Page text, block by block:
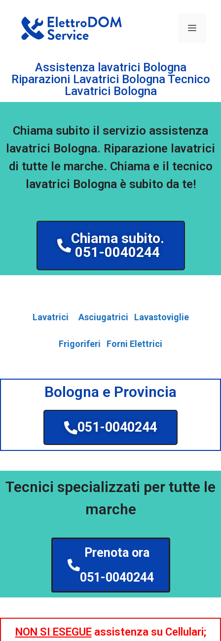
Assistenza lavatrici Bologna
Riparazioni Lavatrici Bologna Tecnico
Lavatrici Bologna
Chiama subito il servizio assistenza
lavatrici Bologna. Riparazione lavatrici
di tutte le marche. Chiama e il tecnico
lavatrici Bologna è subito da te!
Chiama subito.
051-0040244
Lavatrici Asciugatrici Lavastoviglie
Frigoriferi Forni Elettrici
Bologna e Provincia
051-0040244
Tecnici specializzati per tutte le
marche
Prenota ora
051-0040244
NON SI ESEGUEassistenza su Cellulari;